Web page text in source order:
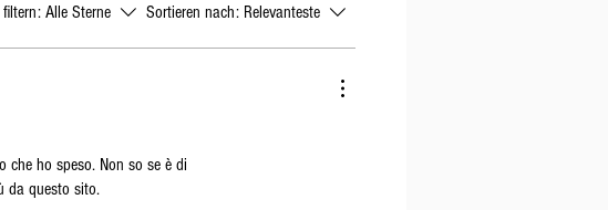
Alle Sterne Sortieren nach: Relevanteste
che ho speso. Non so se è di
da questo sito.